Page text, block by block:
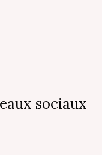
sociaux